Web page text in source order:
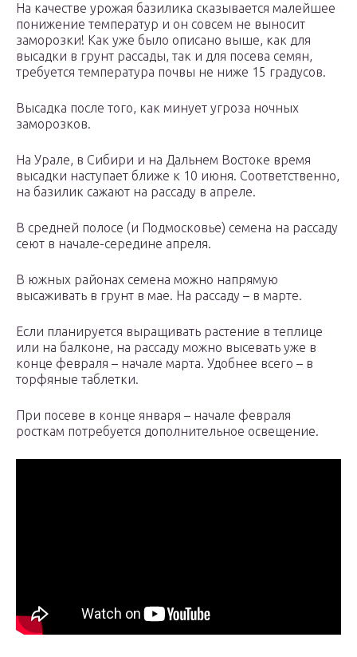
На качестве урожая базилика сказывается малейшее
понижение температур и он совсем не выносит
заморозки! Как уже было описано выше, как для
высадки в грунт рассады, так и для посева семян,
требуется температура почвы не ниже 15 градусов.
Высадка после того, как минует угроза ночных
заморозков.
На Урале, в Сибири и на Дальнем Востоке время
высадки наступает ближе к 10 июня. Соответственно,
на базилик сажают на рассаду в апреле.
В средней полосе (и Подмосковье) семена на рассаду
сеют в начале-середине апреля.
В южных районах семена можно напрямую
высаживать в грунт в мае. На рассаду – в марте.
Если планируется выращивать растение в теплице
или на балконе, на рассаду можно высевать уже в
конце февраля – начале марта. Удобнее всего – в
торфяные таблетки.
При посеве в конце января – начале февраля
росткам потребуется дополнительное освещение.